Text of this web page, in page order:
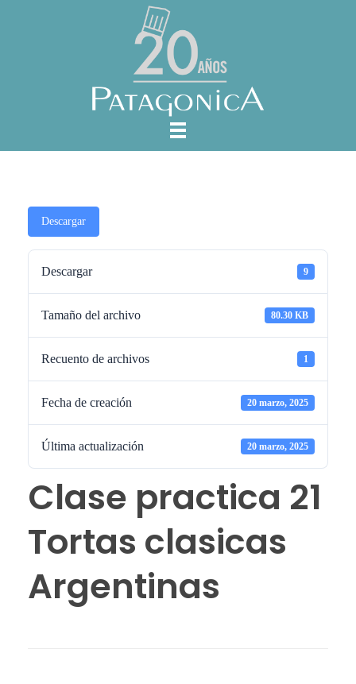
Descargar
Descargar 9
Tamaño del archivo 80.30 KB
Recuento de archivos 1
Fecha de creación 20 marzo, 2025
Última actualización 20 marzo, 2025
Clase practica 21
Tortas clasicas
Argentinas